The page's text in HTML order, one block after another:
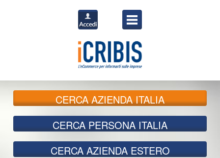
CERCAAZIENDA ITALIA
CERCA PERSONA ITALIA
CERCA AZIENDA ESTERO